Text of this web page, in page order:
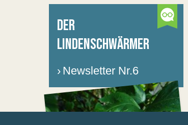
DER
LINDENSCHWÄRMER
› Newsletter Nr.6